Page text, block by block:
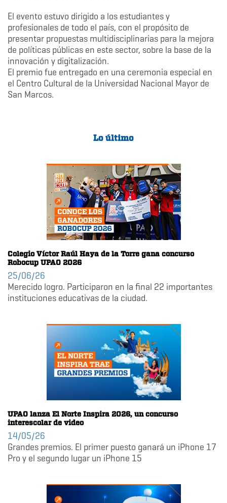
El evento estuvo dirigido a los estudiantes y
profesionales de todo el país, con el propósito de
presentar propuestas multidisciplinarias para la mejora
de políticas públicas en este sector, sobre la base de la
innovación y digitalización.
El premio fue entregado en una ceremonia especial en
el Centro Cultural de la Universidad Nacional Mayor de
San Marcos.
Lo último
Colegio Víctor Raúl Haya de la Torre gana concurso
Robocup UPAO 2026
25/06/26
Merecido logro. Participaron en la final 22 importantes
instituciones educativas de la ciudad.
UPAO lanza El Norte Inspira 2026, un concurso
interescolar de video
14/05/26
Grandes premios. El primer puesto ganará un iPhone 17
Pro y el segundo lugar un iPhone 15